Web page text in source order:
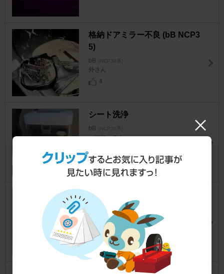
格納ドアミラー不良 (bB NCP3
5)
bB [NCP30系]
外さん
4
シート洗浄
bB [NCP30系]
～kein～さん
リーン異常(P0171)原因判明f(^
bB [NCP30系]
TAISANSXさん
25